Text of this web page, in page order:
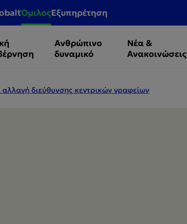
ΌμιλοςΕξυπηρέτηση
Ανθρώπινο
δυναμικό
Νέα &
Ανακοινώσεις
διεύθυνσης κεντρικών γραφείων